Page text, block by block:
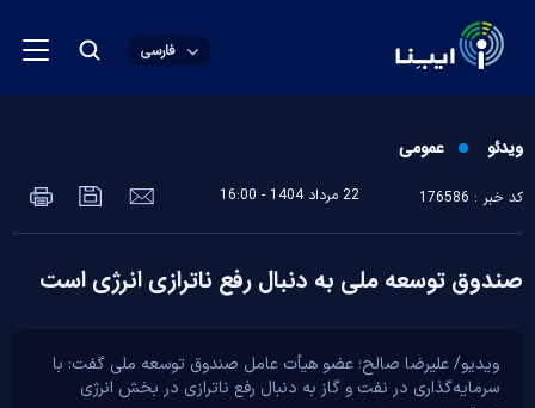
فارسی
ویدئو عمومی
کد خبر : 176586 22 مرداد 1404 - 16:00
صندوق توسعه ملی به دنبال رفع ناترازی انرژی است
ویدیو/ علیرضا صالح؛ عضو هیأت عامل صندوق توسعه ملی گفت: با
سرمایه‌گذاری در نفت و گاز به دنبال رفع ناترازی در بخش انرژی